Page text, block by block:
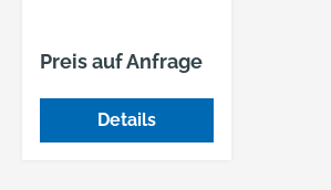
Preis auf Anfrage
Details